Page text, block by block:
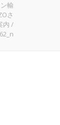
輸
さ
内 /